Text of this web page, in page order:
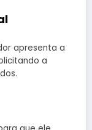
apresenta a
a